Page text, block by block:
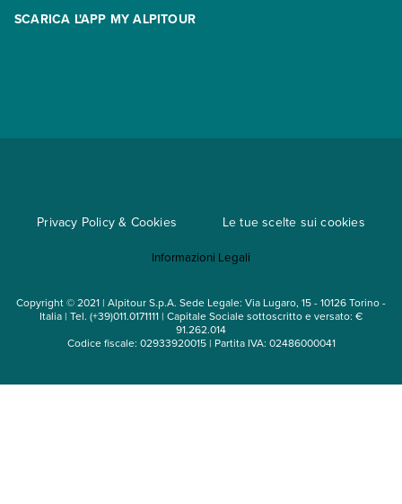
Assicurazioni
Condizioni generali di contratto
Mappa del sito
SCARICA L'APP MY ALPITOUR
Privacy Policy & Cookies Le tue scelte sui cookies
Informazioni Legali
Copyright © 2021 | Alpitour S.p.A. Sede Legale: Via Lugaro, 15 - 10126 Torino -
Italia | Tel. (+39)011.0171111 | Capitale Sociale sottoscritto e versato: €
91.262.014
Codice fiscale: 02933920015 | Partita IVA: 02486000041